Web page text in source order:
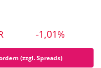
-1,01 %
(zzgl. Spreads)